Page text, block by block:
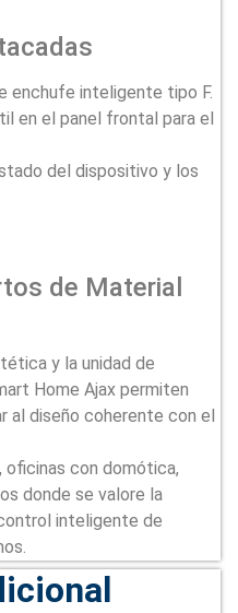
enchufe inteligente tipo F.
en el panel frontal para el
del dispositivo y los
de Material
y la unidad de
Home Ajax permiten
al diseño coherente con el
oficinas con domótica,
donde se valore la
inteligente de